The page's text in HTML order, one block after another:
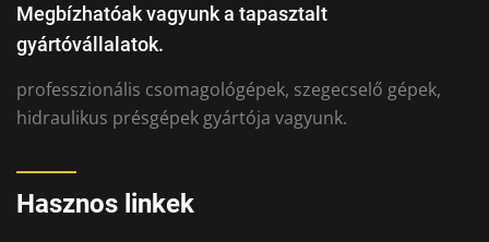
Megbízhatóak vagyunk a tapasztalt
gyártóvállalatok.
professzionális csomagológépek, szegecselő gépek,
hidraulikus présgépek gyártója vagyunk.
Hasznos linkek